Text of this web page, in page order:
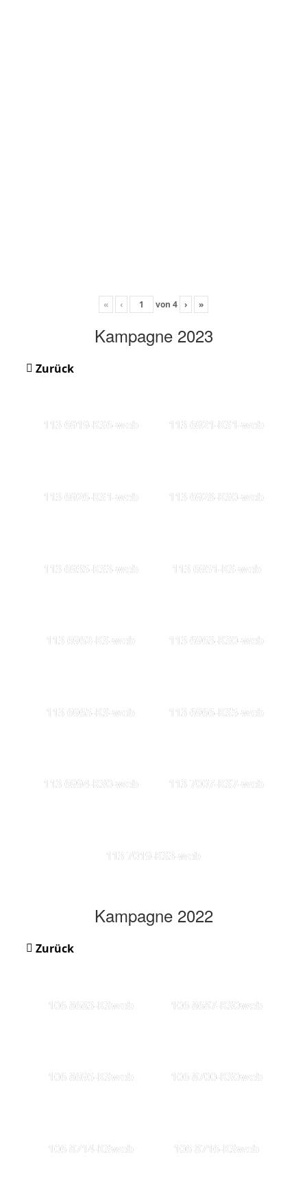
« ‹ von 4 › »
Kampagne 2023
Zurück
113 6919-KS6-web 113 6921-KS1-web
113 6926-KS1-web 113 6928-KS0-web
113 6935-KS3-web 113 6951-KS-web
113 6962-KS-web 113 6963-KS0-web
113 6965-KS-web 113 6966-KS5-web
113 6994-KS0-web 113 7007-KS7-web
113 7019-KS3-web
Kampagne 2022
Zurück
106 8683-KSweb 106 8687-KS0web
106 8695-KSweb 106 8700-KS0web
106 8714-KSweb 106 8716-KSweb